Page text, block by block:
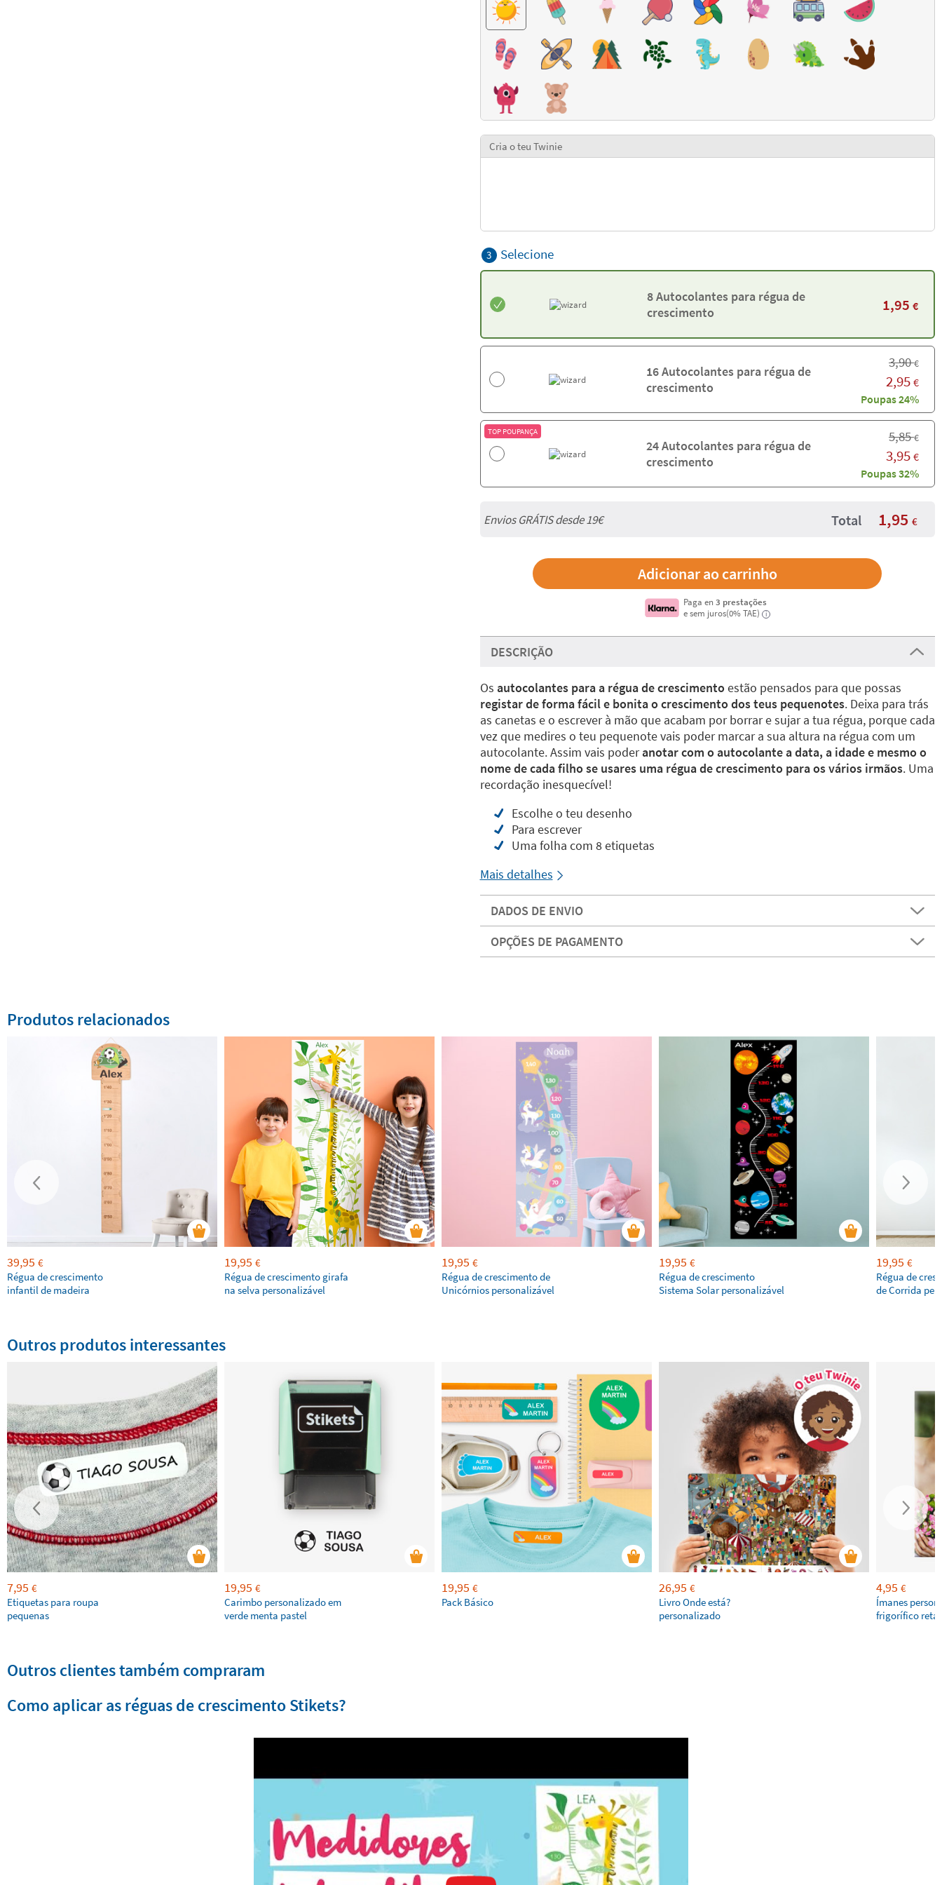
Cria o teu Twinie
3 Selecione
8 Autocolantes para régua de
crescimento
1,95 €
16 Autocolantes para régua de
crescimento
3,90€
2,95 €
Poupas 24%
TOP POUPANÇA
24 Autocolantes para régua de
crescimento
5,85€
3,95 €
Poupas 32%
Envios GRÁTIS desde 19€ Total 1,95 €
Paga en3 prestações
e sem juros(0% TAE)
i
DESCRIÇÃO
Os autocolantes para a régua de crescimentoestão pensados para que possas
registar de forma fácil e bonita o crescimento dos teus pequenotes. Deixa para trás
as canetas e o escrever à mão que acabam por borrar e sujar a tua régua, porque cada
vez que medires o teu pequenote vais poder marcar a sua altura na régua com um
autocolante. Assim vais poderanotar com o autocolante a data, a idade e mesmo o
nome de cada filho se usares uma régua de crescimento para os vários irmãos. Uma
recordação inesquecível!
Escolhe o teu desenho
Para escrever
Uma folha com 8 etiquetas
Mais detalhes
DADOS DE ENVIO
OPÇÕES DE PAGAMENTO
Produtos relacionados
39,95 €
Régua de crescimento
infantil de madeira
19,95 €
Régua de crescimento girafa
na selva personalizável
19,95 €
Régua de crescimento de
Unicórnios personalizável
19,95 €
Régua de crescimento
Sistema Solar personalizável
19,95 €
Régua de
de Corrida
Outros produtos interessantes
7,95 €
Etiquetas para roupa
pequenas
19,95 €
Carimbo personalizado em
verde menta pastel
19,95 €
Pack Básico
26,95 €
Livro Onde está?
personalizado
4,95 €
Ímanes
frigorífico
Outros clientes também compraram
Como aplicar as réguas de crescimento Stikets?